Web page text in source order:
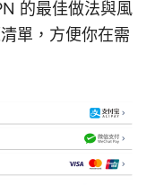
的最佳做法與風
單，方便你在需